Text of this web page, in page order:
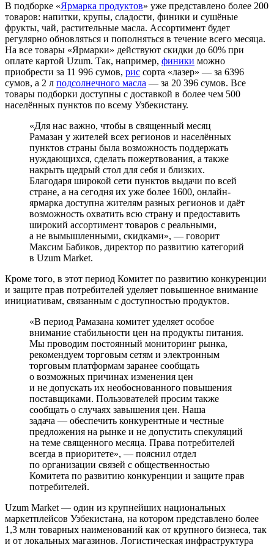
В подборке «Ярмарка продуктов» уже представлено более 200
товаров: напитки, крупы, сладости, финики и сушёные
фрукты, чай, растительные масла. Ассортимент будет
регулярно обновляться и пополняться в течение всего месяца.
На все товары «Ярмарки» действуют скидки до 60% при
оплате картой Uzum. Так, например, финики можно
приобрести за 11 996 сумов, рис сорта «лазер» — за 6396
сумов, а 2 л подсолнечного масла — за 20 396 сумов. Все
товары подборки доступны с доставкой в более чем 500
населённых пунктов по всему Узбекистану.
«Для нас важно, чтобы в священный месяц
Рамазан у жителей всех регионов и населённых
пунктов страны была возможность поддержать
нуждающихся, сделать пожертвования, а также
накрыть щедрый стол для себя и близких.
Благодаря широкой сети пунктов выдачи по всей
стране, а на сегодня их уже более 1600, онлайн-
ярмарка доступна жителям разных регионов и даёт
возможность охватить всю страну и предоставить
широкий ассортимент товаров с реальными,
а не вымышленными, скидками», — говорит
Максим Бабиков, директор по развитию категорий
в Uzum Market.
Кроме того, в этот период Комитет по развитию конкуренции
и защите прав потребителей уделяет повышенное внимание
инициативам, связанным с доступностью продуктов.
«В период Рамазана комитет уделяет особое
внимание стабильности цен на продукты питания.
Мы проводим постоянный мониторинг рынка,
рекомендуем торговым сетям и электронным
торговым платформам заранее сообщать
о возможных причинах изменения цен
и не допускать их необоснованного повышения
поставщиками. Пользователей просим также
сообщать о случаях завышения цен. Наша
задача — обеспечить конкурентные и честные
предложения на рынке и не допустить спекуляций
на теме священного месяца. Права потребителей
всегда в приоритете», — пояснил отдел
по организации связей с общественностью
Комитета по развитию конкуренции и защите прав
потребителей.
Uzum Market — один из крупнейших национальных
маркетплейсов Узбекистана, на котором представлено более
1,3 млн товарных наименований как от крупного бизнеса, так
и от локальных магазинов. Логистическая инфраструктура